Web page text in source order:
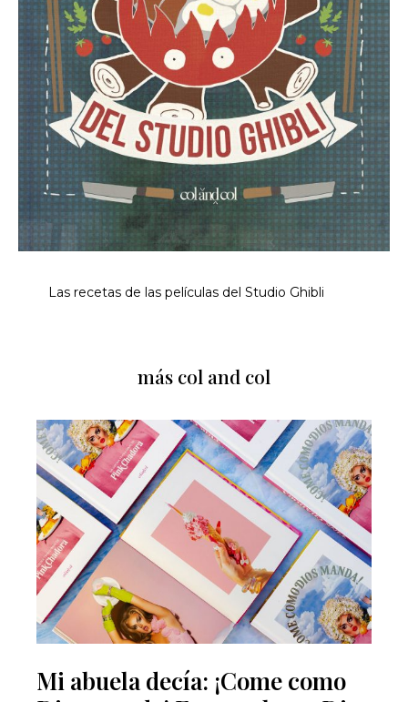
Las recetas de las películas del Studio Ghibli
más col and col
Mi abuela decía: ¡Come como